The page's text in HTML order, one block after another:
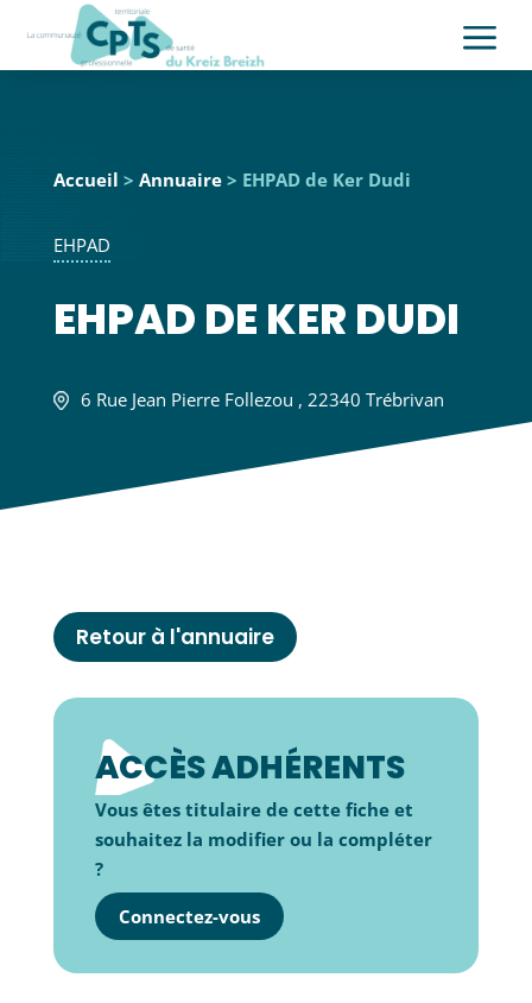
a
Accueil > Annuaire> EHPAD de Ker Dudi
EHPAD
EHPAD DE KER DUDI
6 Rue Jean Pierre Follezou , 22340 Trébrivan
Retour à l'annuaire
ACCÈS ADHÉRENTS
Vous êtes titulaire de cette fiche et
souhaitez la modifier ou la compléter
?
Connectez-vous